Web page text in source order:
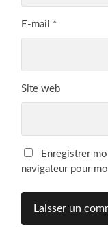
E-mail *
Site web
Enregistrer
navigateur pour